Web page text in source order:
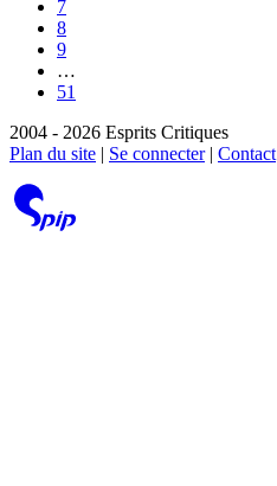
7
8
9
…
51
2004 - 2026 Esprits Critiques
Plan du site | Se connecter| Contact